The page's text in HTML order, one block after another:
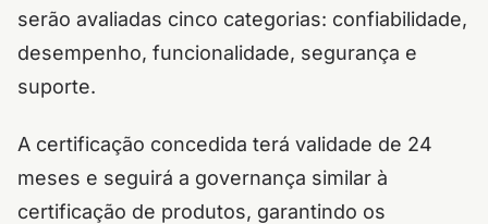
serão avaliadas cinco categorias: confiabilidade,
desempenho, funcionalidade, segurança e
suporte.
A certificação concedida terá validade de 24
meses e seguirá a governança similar à
certificação de produtos, garantindo os